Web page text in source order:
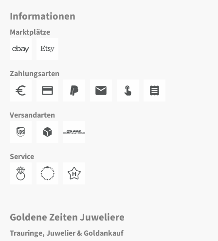
Informationen
Marktplätze
Zahlungsarten
Versandarten
Service
Goldene Zeiten Juweliere
Trauringe, Juwelier & Goldankauf